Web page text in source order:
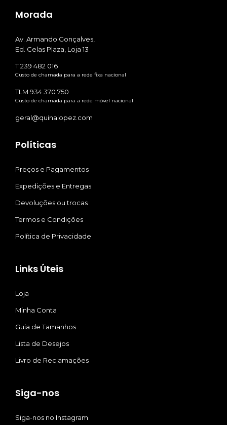
Morada
Av. Armando Gonçalves,
Ed. Celas Plaza, Loja 13
T 239 482 016
Custo de chamada para a rede fixa nacional
TLM 934 370 750
Custo de chamada para a rede móvel nacional
geral@quinalopez.com
Políticas
Preços e Pagamentos
Expedições e Entregas
Devoluções ou trocas
Termos e Condições
Política de Privacidade
Links Úteis
Loja
Minha Conta
Guia de Tamanhos
Lista de Desejos
Livro de Reclamações
Siga-nos
Siga-nos no Instagram